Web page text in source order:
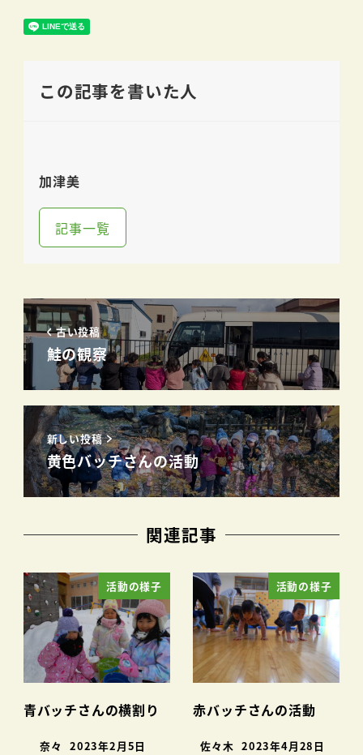
この記事を書いた人
加津美
記事一覧
古い投稿
鮭の観察
新しい投稿
黄色バッチさんの活動
関連記事
活動の様子
青バッチさんの横割り
奈々 2023年2月5日
活動の様子
赤バッチさんの活動
佐々木 2023年4月28日